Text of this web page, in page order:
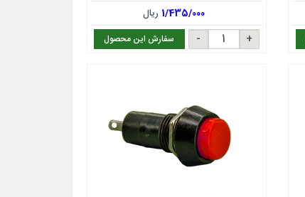
1/435/000 ریال
سفارش این محصول